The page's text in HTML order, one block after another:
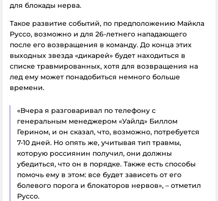
для блокады нерва.
Такое развитие событий, по предположению Майкла
Руссо, возможно и для 26-летнего нападающего
после его возвращения в команду. До конца этих
выходных звезда «дикарей» будет находиться в
списке травмированных, хотя для возвращения на
лед ему может понадобиться немного больше
времени.
«Вчера я разговаривал по телефону с
генеральным менеджером «Уайлд» Биллом
Герином, и он сказал, что, возможно, потребуется
7-10 дней. Но опять же, учитывая тип травмы,
которую россиянин получил, они должны
убедиться, что он в порядке. Также есть способы
помочь ему в этом: все будет зависеть от его
болевого порога и блокаторов нервов», – отметил
Руссо.